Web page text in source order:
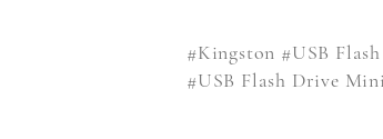
#Kingston #USB
#USB Flash Drive